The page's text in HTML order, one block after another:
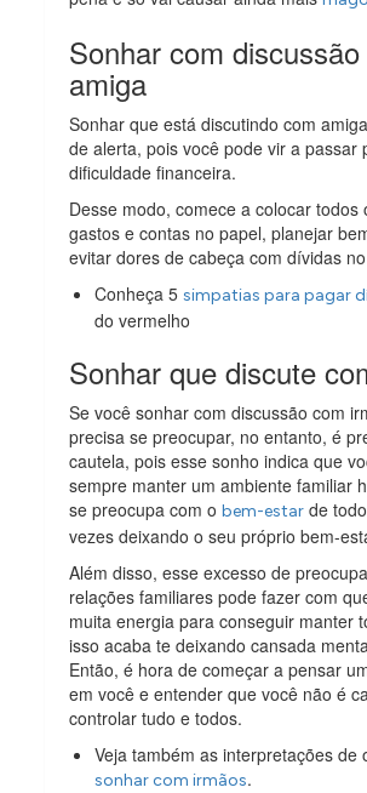
Sonhar com
amiga
Sonhar que está discutindo com
de alerta, pois você pode vir a passar
dificuldade financeira.
Desse modo, comece a colocar todos
gastos e contas no papel, planejar
evitar dores de cabeça com dívidas
Conheça 5simpatias para pagar
do vermelho
Sonhar que discute
Se você sonhar com discussão com
precisa se preocupar, no entanto, é
cautela, pois esse sonho indica que
sempre manter um ambiente familiar
se preocupa com obem-estar de
vezes deixando o seu próprio bem-
Além disso, esse excesso de
relações familiares pode fazer com
muita energia para conseguir manter
isso acaba te deixando cansada
Então, é hora de começar a pensar
em você e entender que você não é
controlar tudo e todos.
Veja também as interpretações de
sonhar com irmãos.